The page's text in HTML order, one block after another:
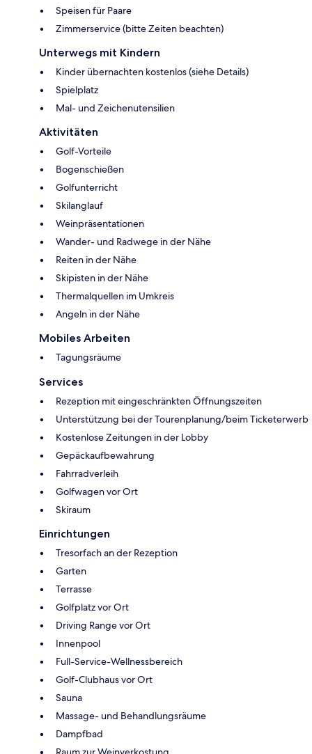
Speisen für Paare
Zimmerservice (bitte Zeiten beachten)
Unterwegs mit Kindern
Kinder übernachten kostenlos (siehe Details)
Spielplatz
Mal- und Zeichenutensilien
Aktivitäten
Golf-Vorteile
Bogenschießen
Golfunterricht
Skilanglauf
Weinpräsentationen
Wander- und Radwege in der Nähe
Reiten in der Nähe
Skipisten in der Nähe
Thermalquellen im Umkreis
Angeln in der Nähe
Mobiles Arbeiten
Tagungsräume
Services
Rezeption mit eingeschränkten Öffnungszeiten
Unterstützung bei der Tourenplanung/beim Ticketerwerb
Kostenlose Zeitungen in der Lobby
Gepäckaufbewahrung
Fahrradverleih
Golfwagen vor Ort
Skiraum
Einrichtungen
Tresorfach an der Rezeption
Garten
Terrasse
Golfplatz vor Ort
Driving Range vor Ort
Innenpool
Full-Service-Wellnessbereich
Golf-Clubhaus vor Ort
Sauna
Massage- und Behandlungsräume
Dampfbad